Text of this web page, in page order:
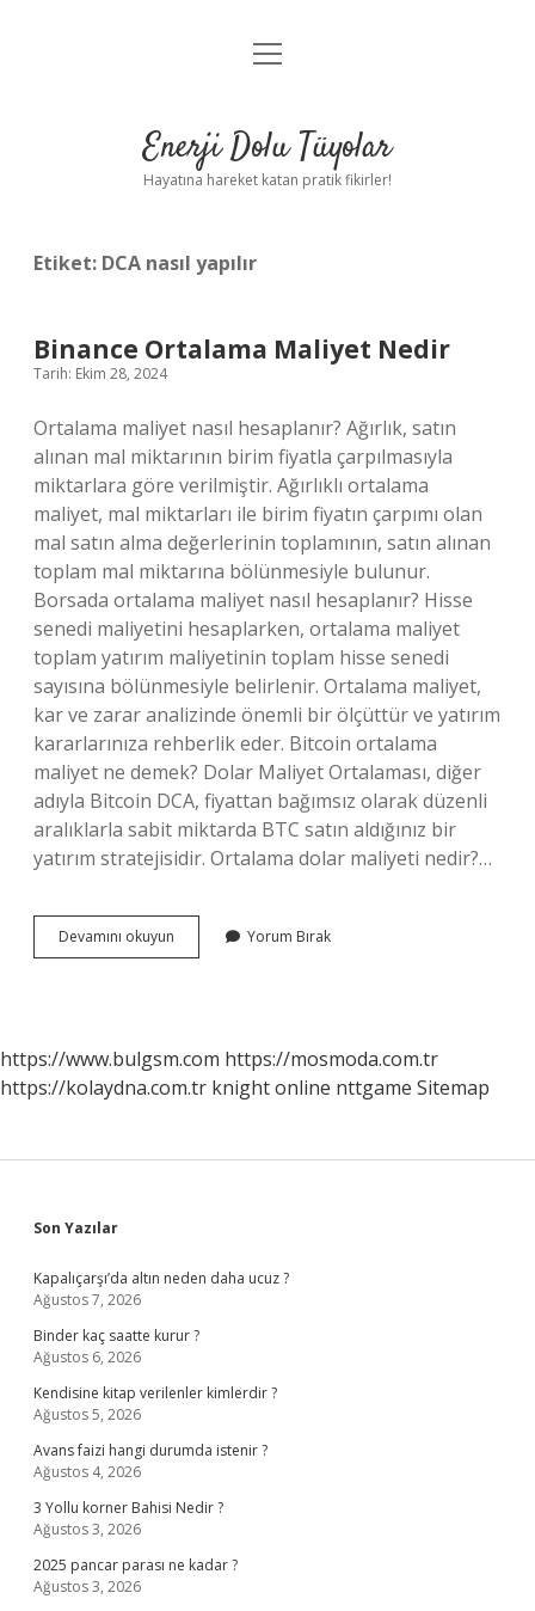
Anasayfa
Yasal Uyarı
menüyü
Enerji Dolu Tüyolar
Hayatına hareket katan pratik fikirler!
Etiket: DCA nasıl yapılır
Binance Ortalama Maliyet Nedir
Tarih: Ekim 28, 2024
Ortalama maliyet nasıl hesaplanır? Ağırlık, satın
alınan mal miktarının birim fiyatla çarpılmasıyla
miktarlara göre verilmiştir. Ağırlıklı ortalama
maliyet, mal miktarları ile birim fiyatın çarpımı olan
mal satın alma değerlerinin toplamının, satın alınan
toplam mal miktarına bölünmesiyle bulunur.
Borsada ortalama maliyet nasıl hesaplanır? Hisse
senedi maliyetini hesaplarken, ortalama maliyet
toplam yatırım maliyetinin toplam hisse senedi
sayısına bölünmesiyle belirlenir. Ortalama maliyet,
kar ve zarar analizinde önemli bir ölçüttür ve yatırım
kararlarınıza rehberlik eder. Bitcoin ortalama
maliyet ne demek? Dolar Maliyet Ortalaması, diğer
adıyla Bitcoin DCA, fiyattan bağımsız olarak düzenli
aralıklarla sabit miktarda BTC satın aldığınız bir
yatırım stratejisidir. Ortalama dolar maliyeti nedir?…
Devamını okuyun Binance
Ortalama
Yorum Bırak
https://www.bulgsm.com https://mosmoda.com.tr
https://kolaydna.com.tr knight online nttgame Sitemap
Sidebar
Son Yazılar
Kapalıçarşı’da altın neden daha ucuz ?
Ağustos 7, 2026
Binder kaç saatte kurur ?
Ağustos 6, 2026
Kendisine kitap verilenler kimlerdir ?
Ağustos 5, 2026
Avans faizi hangi durumda istenir ?
Ağustos 4, 2026
3 Yollu korner Bahisi Nedir ?
Ağustos 3, 2026
2025 pancar parası ne kadar ?
Ağustos 3, 2026